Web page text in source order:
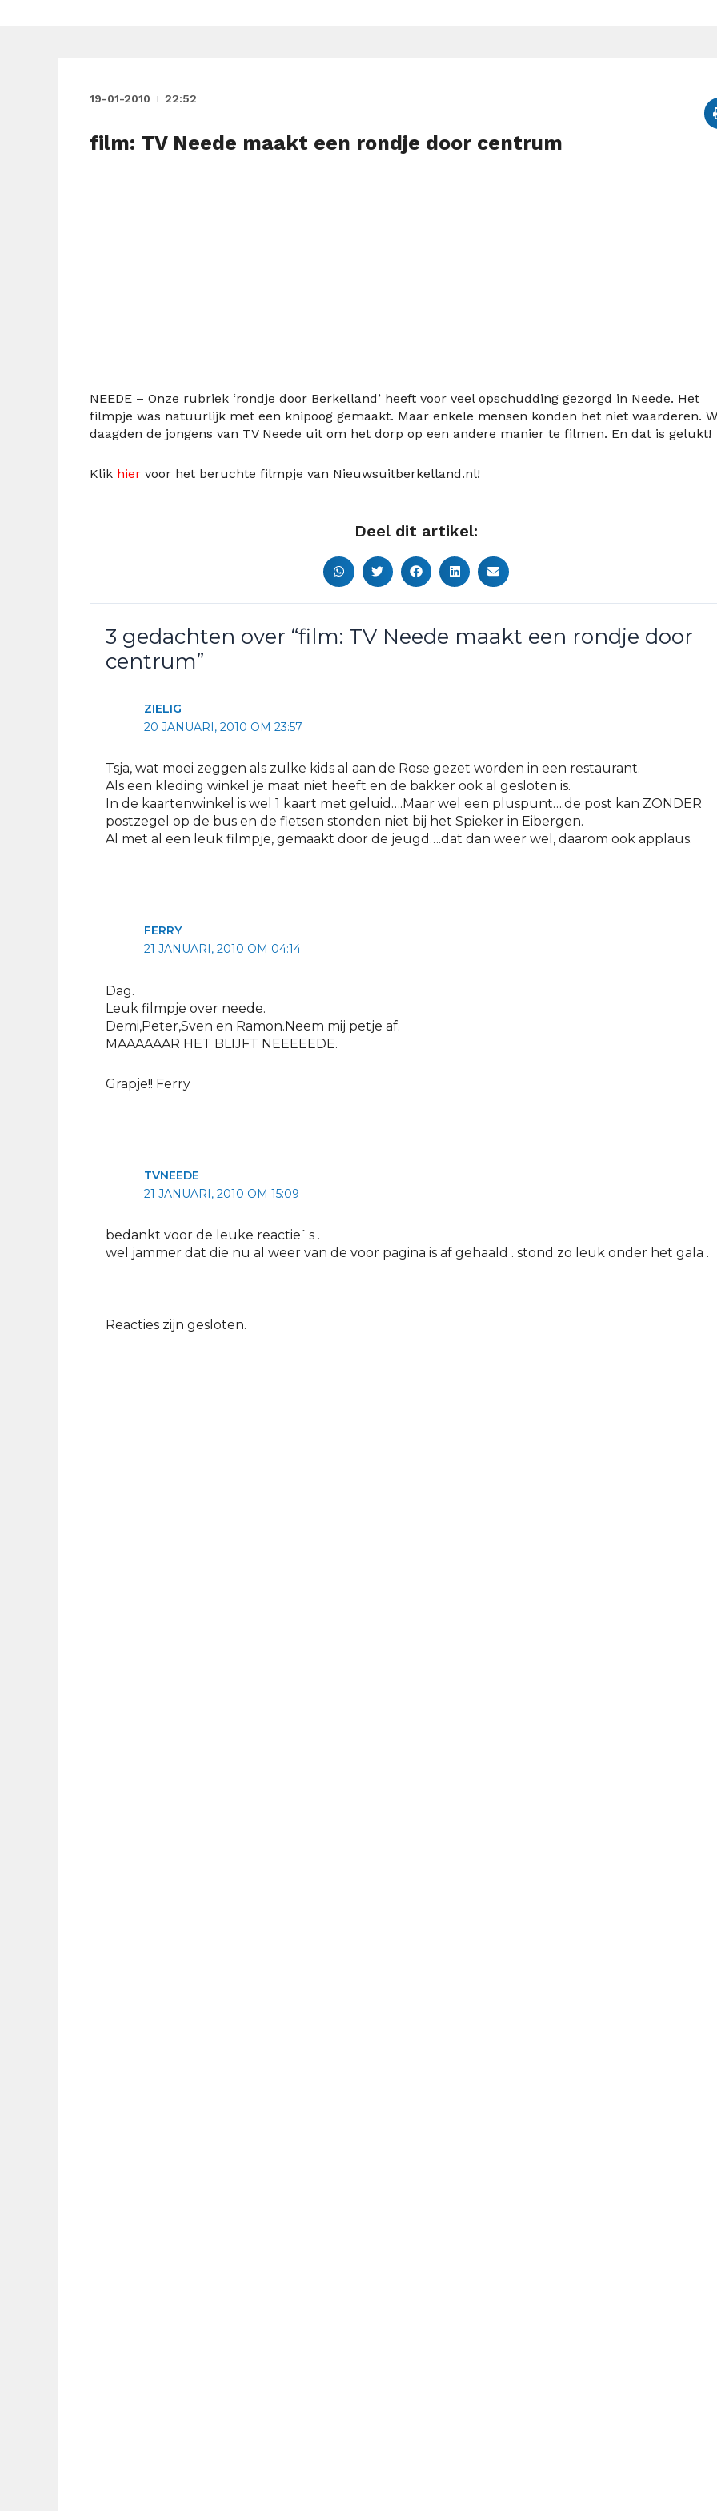
19-01-2010 22:52
film: TV Neede maakt een rondje door centrum
NEEDE – Onze rubriek ‘rondje door Berkelland’ heeft voor veel opschudding gezorgd in Neede. Het
filmpje was natuurlijk met een knipoog gemaakt. Maar enkele mensen konden het niet waarderen.
daagden de jongens van TV Neede uit om het dorp op een andere manier te filmen. En dat is gelukt!
Klik hier voor het beruchte filmpje van Nieuwsuitberkelland.nl!
Deel dit artikel:
3 gedachten over “film: TV Neede maakt een rondje door
centrum”
ZIELIG
20 JANUARI, 2010 OM 23:57
Tsja, wat moei zeggen als zulke kids al aan de Rose gezet worden in een restaurant.
Als een kleding winkel je maat niet heeft en de bakker ook al gesloten is.
In de kaartenwinkel is wel 1 kaart met geluid….Maar wel een pluspunt….de post kan ZONDER
postzegel op de bus en de fietsen stonden niet bij het Spieker in Eibergen.
Al met al een leuk filmpje, gemaakt door de jeugd….dat dan weer wel, daarom ook applaus.
FERRY
21 JANUARI, 2010 OM 04:14
Dag.
Leuk filmpje over neede.
Demi,Peter,Sven en Ramon.Neem mij petje af.
MAAAAAAR HET BLIJFT NEEEEEDE.
Grapje!! Ferry
TVNEEDE
21 JANUARI, 2010 OM 15:09
bedankt voor de leuke reactie`s .
wel jammer dat die nu al weer van de voor pagina is af gehaald . stond zo leuk onder het gala .
Reacties zijn gesloten.